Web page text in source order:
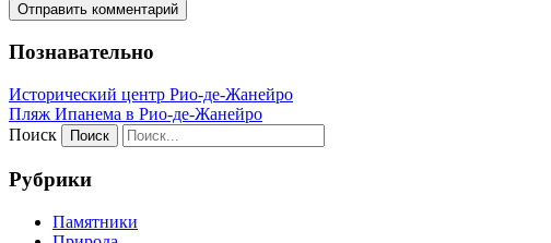
Познавательно
Исторический центр Рио-де-Жанейро
Пляж Ипанема в Рио-де-Жанейро
Поиск
Рубрики
Памятники